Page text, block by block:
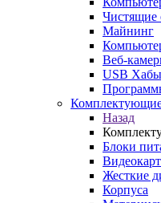
Чистящие
Майнинг
Веб-
USB Хабы
Назад
Блоки
Жесткие
Корпуса